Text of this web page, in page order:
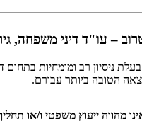
– עו"ד דיני משפחה,
ניסיון רב ומומחיות
הטובה ביותר עבורם.
מהווה ייעוץ משפטי ו/או